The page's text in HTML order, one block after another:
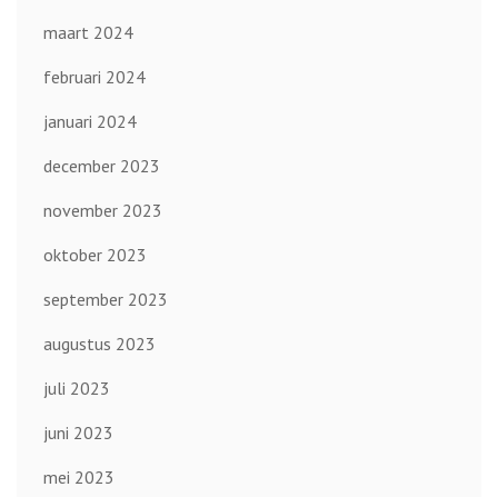
maart 2024
februari 2024
januari 2024
december 2023
november 2023
oktober 2023
september 2023
augustus 2023
juli 2023
juni 2023
mei 2023